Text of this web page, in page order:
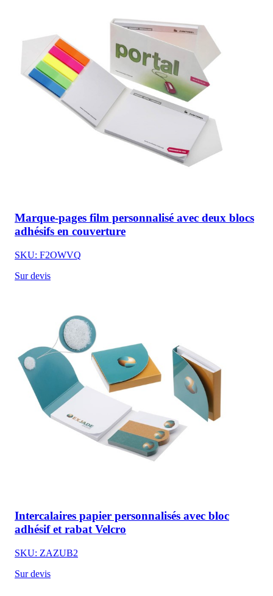
Marque-pages film personnalisé avec deux blocs
adhésifs en couverture
SKU: F2OWVQ
Sur devis
Intercalaires papier personnalisés avec bloc
adhésif et rabat Velcro
SKU: ZAZUB2
Sur devis